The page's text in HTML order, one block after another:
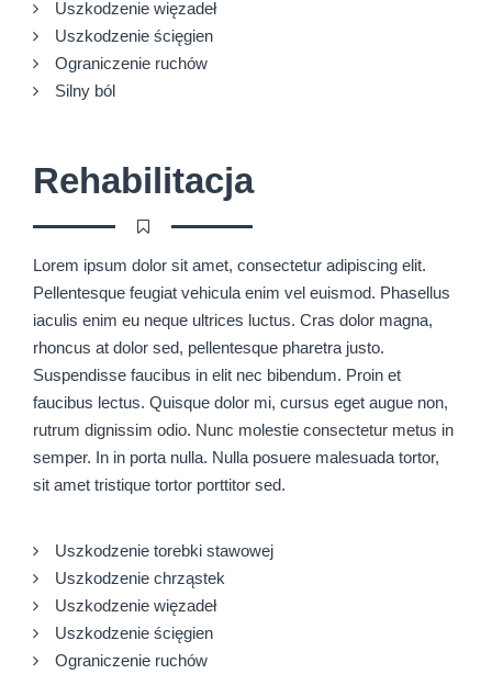
Uszkodzenie więzadeł
Uszkodzenie ścięgien
Ograniczenie ruchów
Silny ból
Rehabilitacja
Lorem ipsum dolor sit amet, consectetur adipiscing elit.
Pellentesque feugiat vehicula enim vel euismod. Phasellus
iaculis enim eu neque ultrices luctus. Cras dolor magna,
rhoncus at dolor sed, pellentesque pharetra justo.
Suspendisse faucibus in elit nec bibendum. Proin et
faucibus lectus. Quisque dolor mi, cursus eget augue non,
rutrum dignissim odio. Nunc molestie consectetur metus in
semper. In in porta nulla. Nulla posuere malesuada tortor,
sit amet tristique tortor porttitor sed.
Uszkodzenie torebki stawowej
Uszkodzenie chrząstek
Uszkodzenie więzadeł
Uszkodzenie ścięgien
Ograniczenie ruchów